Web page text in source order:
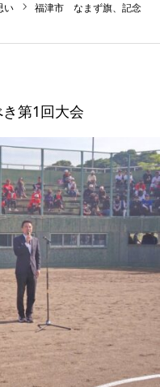
い
福津市 なまず旗、記念
第1回大会